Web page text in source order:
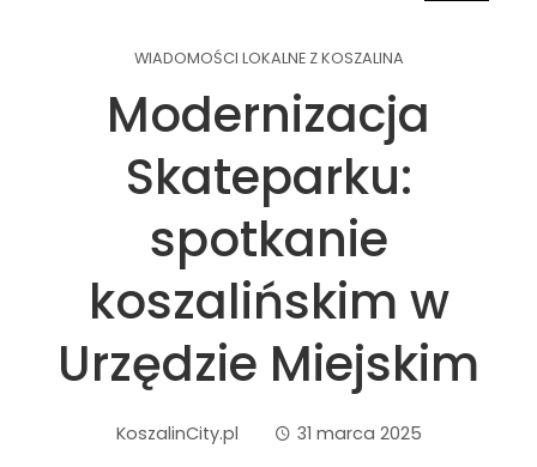
WIADOMOŚCI LOKALNE Z KOSZALINA
Modernizacja
Skateparku:
spotkanie
koszalińskim w
Urzędzie Miejskim
KoszalinCity.pl 31 marca 2025